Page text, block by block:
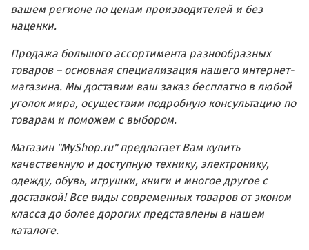
вашем регионе по ценам производителей и без
наценки.
Продажа большого ассортимента разнообразных
товаров – основная специализация нашего интернет-
магазина. Мы доставим ваш заказ бесплатно в любой
уголок мира, осуществим подробную консультацию по
товарам и поможем с выбором.
Магазин "MyShop.ru" предлагает Вам купить
качественную и доступную технику, электронику,
одежду, обувь, игрушки, книги и многое другое с
доставкой! Все виды современных товаров от эконом
класса до более дорогих представлены в нашем
каталоге.